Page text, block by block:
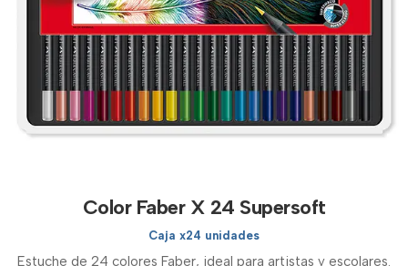
Color Faber X 24 Supersoft
Caja x24 unidades
Estuche de 24 colores Faber, ideal para artistas y escolares.